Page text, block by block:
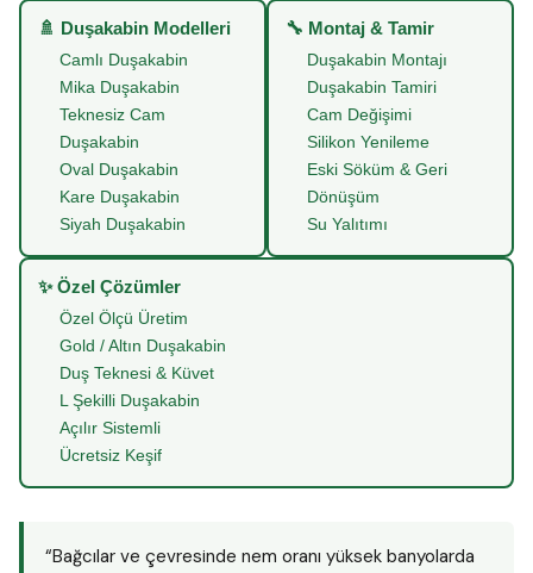
🚿 Duşakabin Modelleri
Camlı Duşakabin
Mika Duşakabin
Teknesiz Cam
Duşakabin
Oval Duşakabin
Kare Duşakabin
Siyah Duşakabin
🔧 Montaj & Tamir
Duşakabin Montajı
Duşakabin Tamiri
Cam Değişimi
Silikon Yenileme
Eski Söküm & Geri
Dönüşüm
Su Yalıtımı
✨ Özel Çözümler
Özel Ölçü Üretim
Gold / Altın Duşakabin
Duş Teknesi & Küvet
L Şekilli Duşakabin
Açılır Sistemli
Ücretsiz Keşif
“Bağcılar ve çevresinde nem oranı yüksek banyolarda